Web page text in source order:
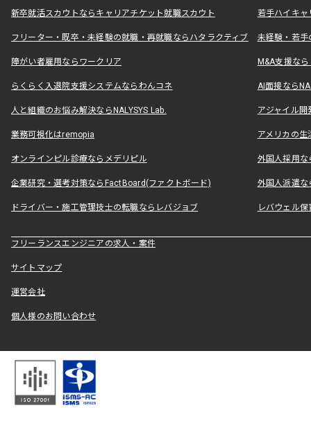
新卒就活スカウトならキャリアチケット就職スカウト 若手ハイキ
フリーター・既卒・未経験の就職・再就職ならハタラクティブ 未経験・若手
障がい者雇用ならワークリア M&A支援な
らくらく入退院支援システムならわんコネ AI面接なら
人と組織のお悩み解決ならNALYSYS Lab. アジャイル
業務可視化はremopia アメリカの
オンラインピル診療ならメデリピル 外国人採用
企業研究・選考対策ならFactBoard(ファクトボード) 外国人派遣な
ドライバー・施工管理技士の転職ならレバジョブ レバウェル
フリーランスエンジニアの求人・案件
サイトマップ
運営会社
個人様のお問い合わせ